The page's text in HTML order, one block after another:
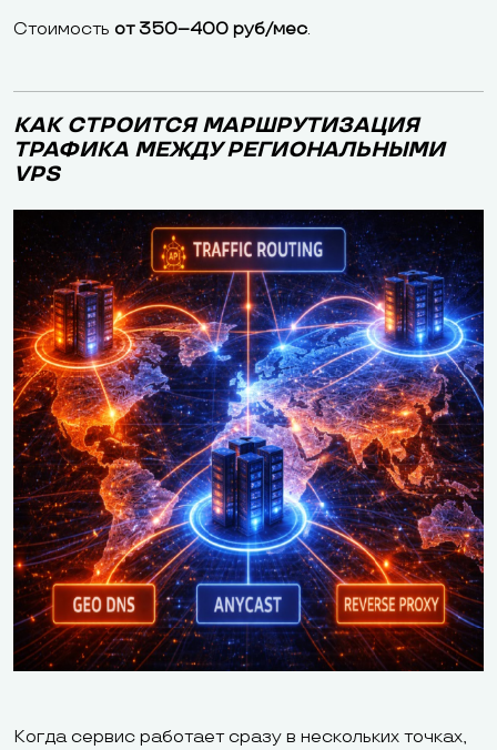
Стоимость от 350–400 руб/мес.
КАК СТРОИТСЯ МАРШРУТИЗАЦИЯ
ТРАФИКА МЕЖДУ РЕГИОНАЛЬНЫМИ
VPS
Когда сервис работает сразу в нескольких точках,